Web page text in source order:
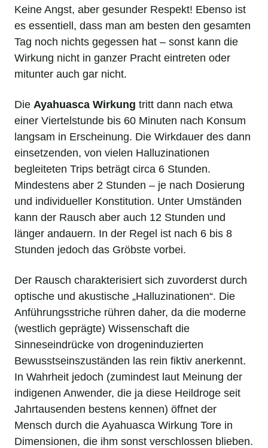
Keine Angst, aber gesunder Respekt! Ebenso ist
es essentiell, dass man am besten den gesamten
Tag noch nichts gegessen hat – sonst kann die
Wirkung nicht in ganzer Pracht eintreten oder
mitunter auch gar nicht.
Die Ayahuasca Wirkung tritt dann nach etwa
einer Viertelstunde bis 60 Minuten nach Konsum
langsam in Erscheinung. Die Wirkdauer des dann
einsetzenden, von vielen Halluzinationen
begleiteten Trips beträgt circa 6 Stunden.
Mindestens aber 2 Stunden – je nach Dosierung
und individueller Konstitution. Unter Umständen
kann der Rausch aber auch 12 Stunden und
länger andauern. In der Regel ist nach 6 bis 8
Stunden jedoch das Gröbste vorbei.
Der Rausch charakterisiert sich zuvorderst durch
optische und akustische „Halluzinationen“. Die
Anführungsstriche rühren daher, da die moderne
(westlich geprägte) Wissenschaft die
Sinneseindrücke von drogeninduzierten
Bewusstseinszuständen las rein fiktiv anerkennt.
In Wahrheit jedoch (zumindest laut Meinung der
indigenen Anwender, die ja diese Heildroge seit
Jahrtausenden bestens kennen) öffnet der
Mensch durch die Ayahuasca Wirkung Tore in
Dimensionen, die ihm sonst verschlossen blieben.